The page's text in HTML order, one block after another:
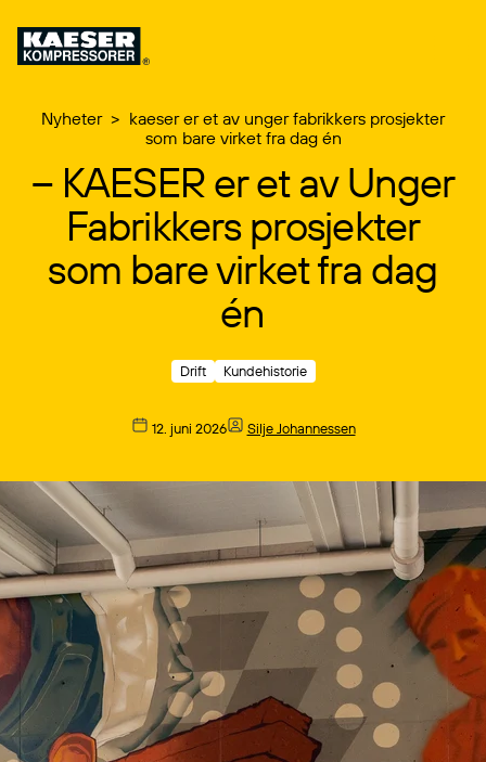
Nyheter > kaeser er et av unger fabrikkers prosjekter
som bare virket fra dag én
– KAESER er et av Unger
Fabrikkers prosjekter
som bare virket fra dag
én
Drift Kundehistorie
12. juni 2026 Silje Johannessen